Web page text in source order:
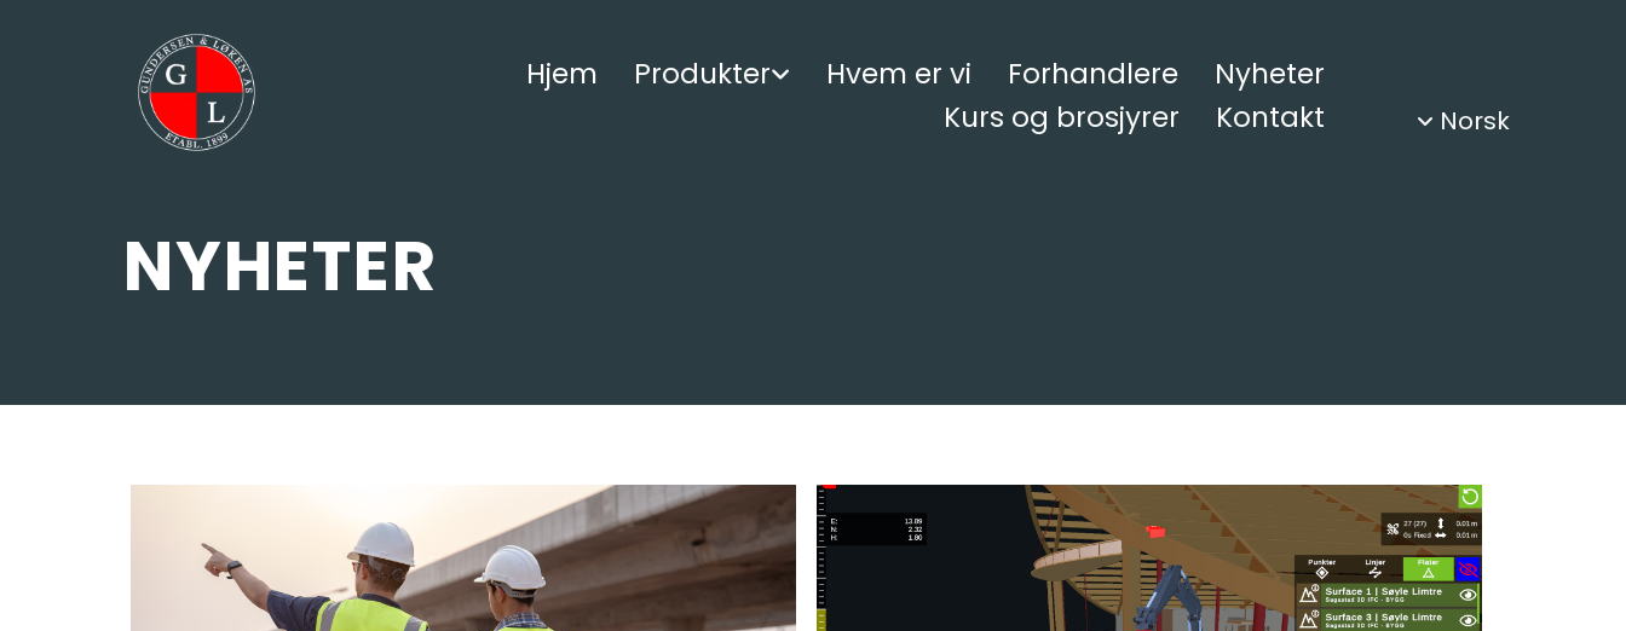
Hjem Produkter Hvem er vi Forhandlere
Nyheter
Kurs og brosjyrer
Kontakt Norsk
NYHETER